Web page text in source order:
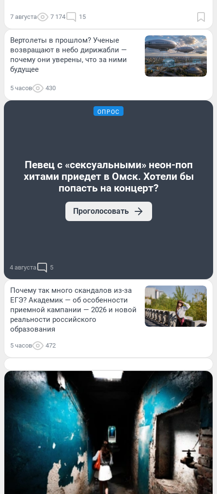
7 августа 7 174 15
Вертолеты в прошлом? Ученые
возвращают в небо дирижабли —
почему они уверены, что за ними
будущее
5 часов 430
ОПРОС
Певец с «сексуальными» неон-поп
хитами приедет в Омск. Хотели бы
попасть на концерт?
Проголосовать
4 августа 5
Почему так много скандалов из-за
ЕГЭ? Академик — об особенности
приемной кампании — 2026 и новой
реальности российского
образования
5 часов 472